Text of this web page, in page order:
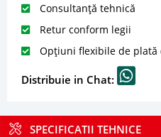
Consultanță tehnică
Retur conform legii
Opțiuni flexibile de plată
Distribuie in Chat:
SPECIFICATII TEHNICE